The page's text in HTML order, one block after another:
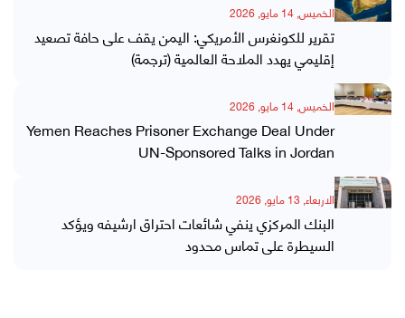
الخميس, 14 مايو, 2026
تقرير للكونغرس الأمريكي: اليمن يقف على حافة تصعيد
إقليمي يهدد الملاحة العالمية (ترجمة)
الخميس, 14 مايو, 2026
Yemen Reaches Prisoner Exchange Deal Under
UN-Sponsored Talks in Jordan
الاربعاء, 13 مايو, 2026
البنك المركزي ينفي شائعات احتراق ارشيفه ويؤكد
السيطرة على تماس محدود